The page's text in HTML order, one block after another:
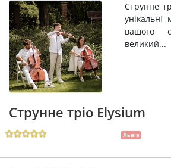
Струнне
унікальні
вашого
великий...
Струнне тріо Elysium
Львів